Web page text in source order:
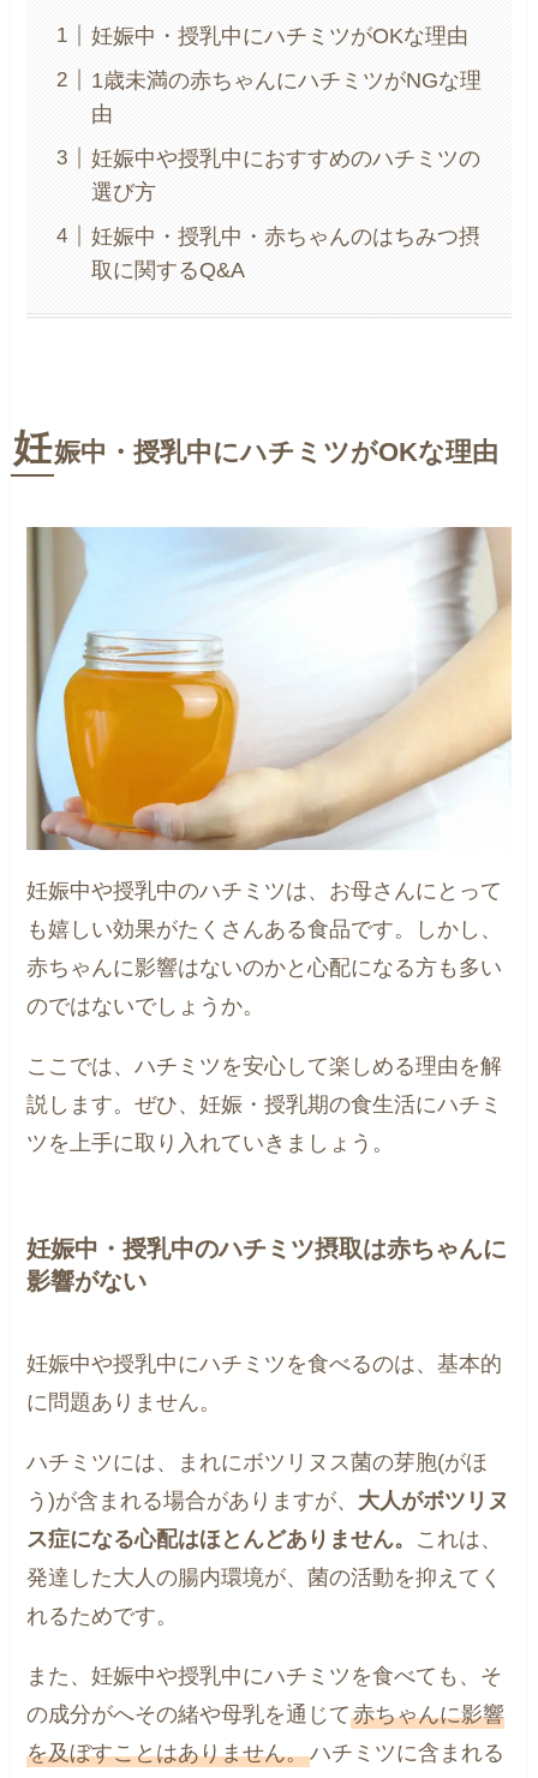
妊娠中・授乳中にハチミツがOKな理由
1歳未満の赤ちゃんにハチミツがNGな理
由
妊娠中や授乳中におすすめのハチミツの
選び方
妊娠中・授乳中・赤ちゃんのはちみつ摂
取に関するQ&A
妊娠中・授乳中にハチミツがOKな理由
妊娠中や授乳中のハチミツは、お母さんにとって
も嬉しい効果がたくさんある食品です。しかし、
赤ちゃんに影響はないのかと心配になる方も多い
のではないでしょうか。
ここでは、ハチミツを安心して楽しめる理由を解
説します。ぜひ、妊娠・授乳期の食生活にハチミ
ツを上手に取り入れていきましょう。
妊娠中・授乳中のハチミツ摂取は赤ちゃんに
影響がない
妊娠中や授乳中にハチミツを食べるのは、基本的
に問題ありません。
ハチミツには、まれにボツリヌス菌の芽胞(がほ
う)が含まれる場合がありますが、 大人がボツリヌ
ス症になる心配はほとんどありません。 これは、
発達した大人の腸内環境が、菌の活動を抑えてく
れるためです。
また、妊娠中や授乳中にハチミツを食べても、そ
の成分がへその緒や母乳を通じて赤ちゃんに影響
を及ぼすことはありません。ハチミツに含まれる